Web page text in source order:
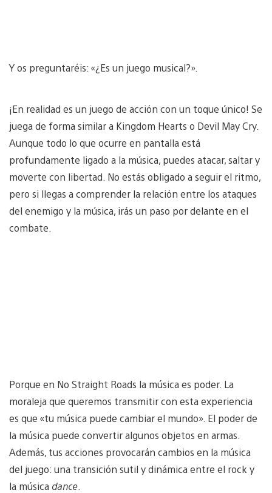
Y os preguntaréis: «¿Es un juego musical?».
¡En realidad es un juego de acción con un toque único! Se
juega de forma similar a Kingdom Hearts o Devil May Cry.
Aunque todo lo que ocurre en pantalla está
profundamente ligado a la música, puedes atacar, saltar y
moverte con libertad. No estás obligado a seguir el ritmo,
pero si llegas a comprender la relación entre los ataques
del enemigo y la música, irás un paso por delante en el
combate.
Porque en No Straight Roads la música es poder. La
moraleja que queremos transmitir con esta experiencia
es que «tu música puede cambiar el mundo». El poder de
la música puede convertir algunos objetos en armas.
Además, tus acciones provocarán cambios en la música
del juego: una transición sutil y dinámica entre el rock y
la música dance